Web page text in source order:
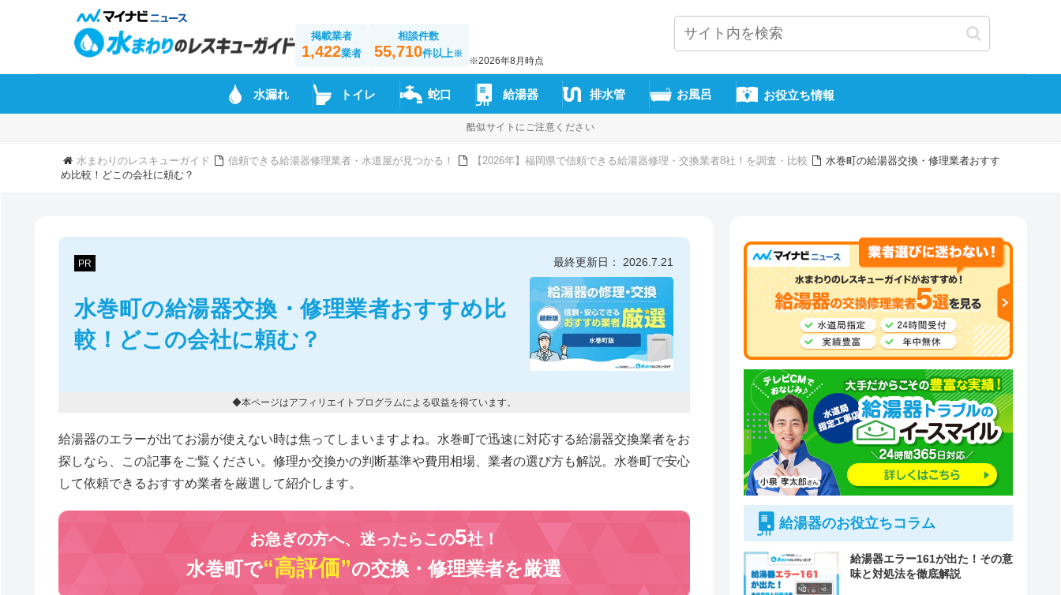
掲載業者
1,422業者
相談件数
55,710件以上※
※2026年8月時点
水漏れ トイレ 蛇口 給湯器 排水管 お風呂 お役立ち情報
酷似サイトにご注意ください
水まわりのレスキューガイド 信頼できる給湯器修理業者・水道屋が見つかる！ 【2026年】福岡県で信頼できる給湯器修理・交換業者8社！を調査・比較
水巻町の給湯器交換・修理業者おすす
め比較！どこの会社に頼む？
PR
水巻町の給湯器交換・修理業者おすすめ比
較！どこの会社に頼む？
最終更新日： 2026.7.21
◆本ページはアフィリエイトプログラムによる収益を得ています。
給湯器のエラーが出てお湯が使えない時は焦ってしまいますよね。水巻町で迅速に対応する給湯器交換業者をお
探しなら、この記事をご覧ください。修理か交換かの判断基準や費用相場、業者の選び方も解説。水巻町で安心
して依頼できるおすすめ業者を厳選して紹介します。
お急ぎの方へ、迷ったらこの5社！
水巻町で“高評価”の交換・修理業者を厳選
給湯器のお役立ちコラム
給湯器エラー161が出た！その意
味と対処法を徹底解説